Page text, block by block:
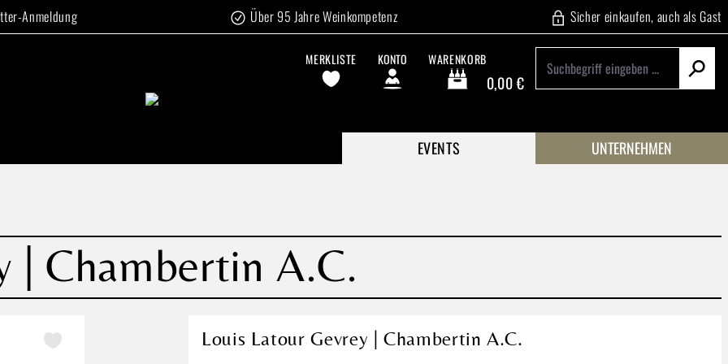
Anmeldung Über 95 Jahre Weinkompetenz Sicher einkaufen, auch als Gast
MERKLISTE KONTO WARENKORB
0,00 €
Warenkorb enthält 0 Positionen. Der Gesamtwert
EVENTS UNTERNEHMEN
| Chambertin A.C.
Louis Latour Gevrey | Chambertin A.C.